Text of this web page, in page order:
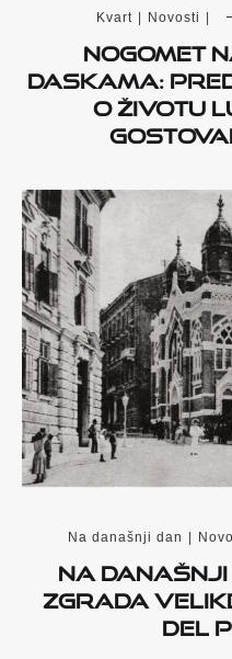
Kvart | Novosti |
Nogomet
daskama:
o životu
Na današnji dan |
Na
zgrada
del